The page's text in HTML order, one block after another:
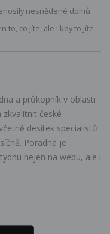
nesnědené domů
to, co jíte, ale i kdy to jíte
a průkopník v oblasti
české
desítek specialistů
Poradna je
nejen na webu, ale i